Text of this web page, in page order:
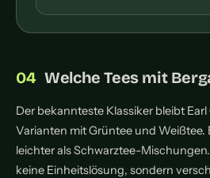
Welche Tees mit
Der bekannteste Klassiker bleibt
Varianten mit Grüntee und Weißtee.
leichter als Schwarztee-
keine Einheitslösung, sondern